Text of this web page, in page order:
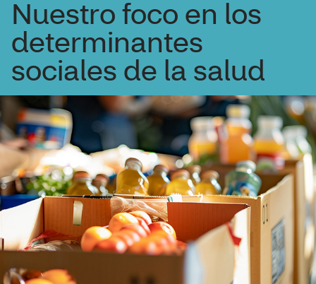
Nuestro foco en los
determinantes
sociales de la salud